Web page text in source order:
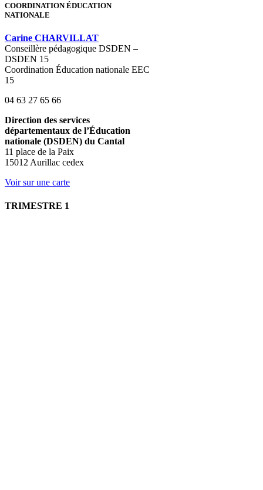
COORDINATION ÉDUCATION
NATIONALE
Carine CHARVILLAT
Conseillère pédagogique DSDEN –
DSDEN 15
Coordination Éducation nationale EEC
15
04 63 27 65 66
Direction des services
départementaux de l’Éducation
nationale (DSDEN) du Cantal
11 place de la Paix
15012 Aurillac cedex
Voir sur une carte
TRIMESTRE 1